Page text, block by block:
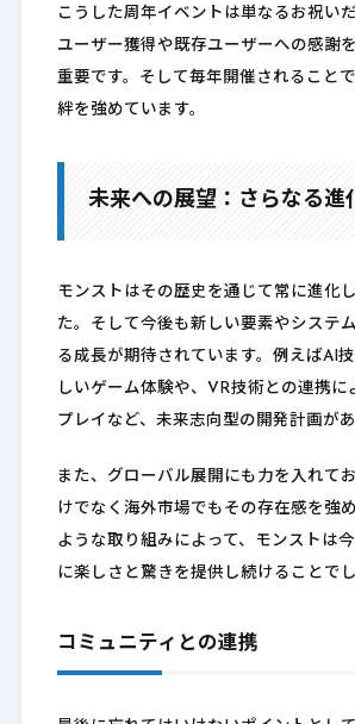
こうした周年イベントは単なるお祝い
ユーザー獲得や既存ユーザーへの感謝
重要です。そして毎年開催されること
絆を強めています。
未来への展望：さらなる進
モンストはその歴史を通じて常に進化
た。そして今後も新しい要素やシステ
る成長が期待されています。例えばAI
しいゲーム体験や、VR技術との連携に
プレイなど、未来志向型の開発計画があ
また、グローバル展開にも力を入れて
けでなく海外市場でもその存在感を強
ような取り組みによって、モンストは
に楽しさと驚きを提供し続けることでし
コミュニティとの連携